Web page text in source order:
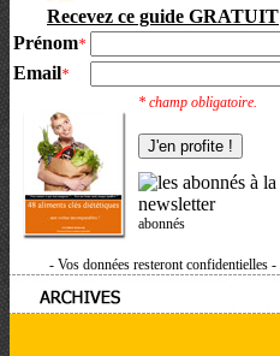
Recevez ce guide GRATUIT
Prénom*
Email*
* champ obligatoire.
abonnés
- Vos données resteront confidentielles -